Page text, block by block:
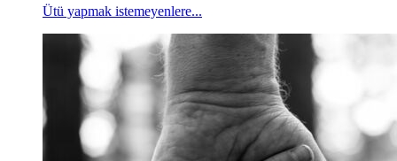
Ütü yapmak istemeyenlere...